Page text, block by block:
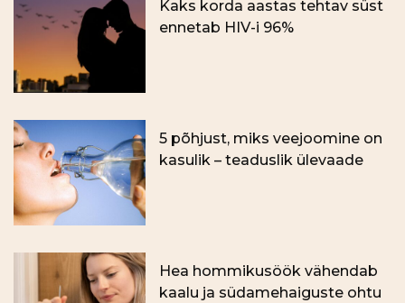
Kaks korda aastas tehtav süst
ennetab HIV-i 96%
5 põhjust, miks veejoomine on
kasulik – teaduslik ülevaade
Hea hommikusöök vähendab
kaalu ja südamehaiguste ohtu